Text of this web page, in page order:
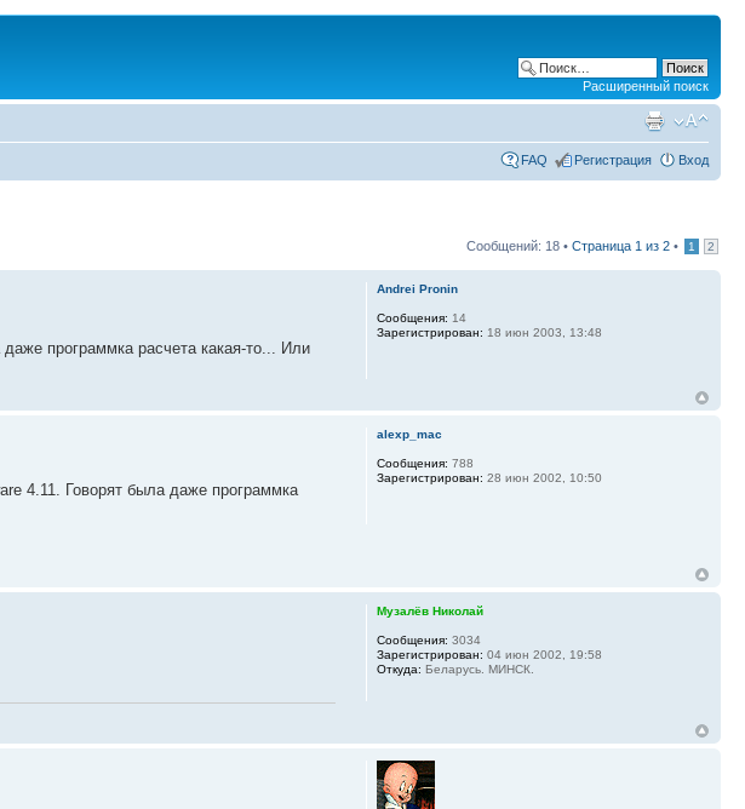
Расширенный поиск
FAQ Регистрация Вход
Сообщений: 18 • Страница 1 из 2 • 1 2
программка расчета какая-то... Или
Andrei Pronin
Сообщения: 14
Зарегистрирован: 18 июн 2003, 13:48
4.11. Говорят была даже программка
alexp_mac
Сообщения: 788
Зарегистрирован: 28 июн 2002, 10:50
Музалёв Николай
Сообщения: 3034
Зарегистрирован: 04 июн 2002, 19:58
Откуда: Беларусь. МИНСК.